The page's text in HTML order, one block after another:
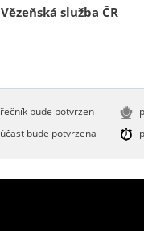
Vězeňská služba ČR
řečník bude potvrzen
účast bude potvrzena